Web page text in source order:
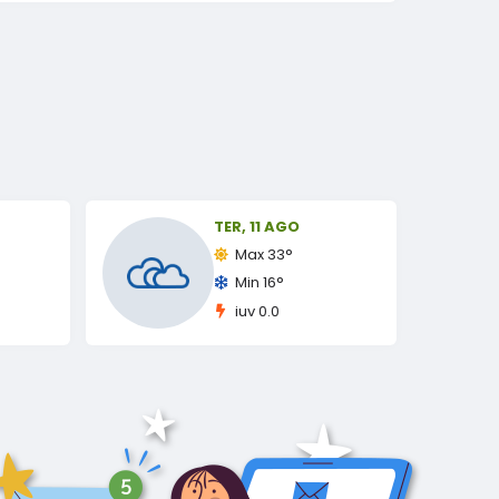
TER 11 AGO
Max 33°
Min 16°
iuv 0.0